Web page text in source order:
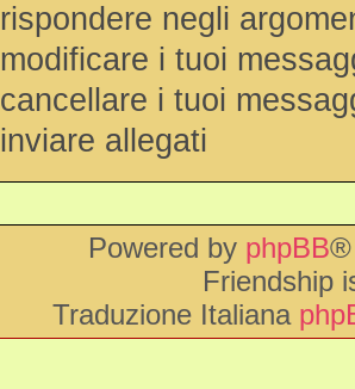
rispondere negli
modificare i tuoi
cancellare i tuoi
inviare allegati
Powered by phpBB®
Friendship
Traduzione Italiana